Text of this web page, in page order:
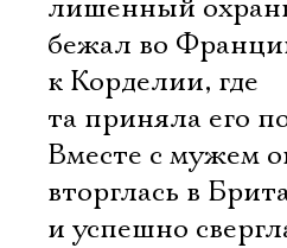
лишенный
бежал во
к Корделии, где
та приняла его
Вместе с мужем
вторглась в
и успешно